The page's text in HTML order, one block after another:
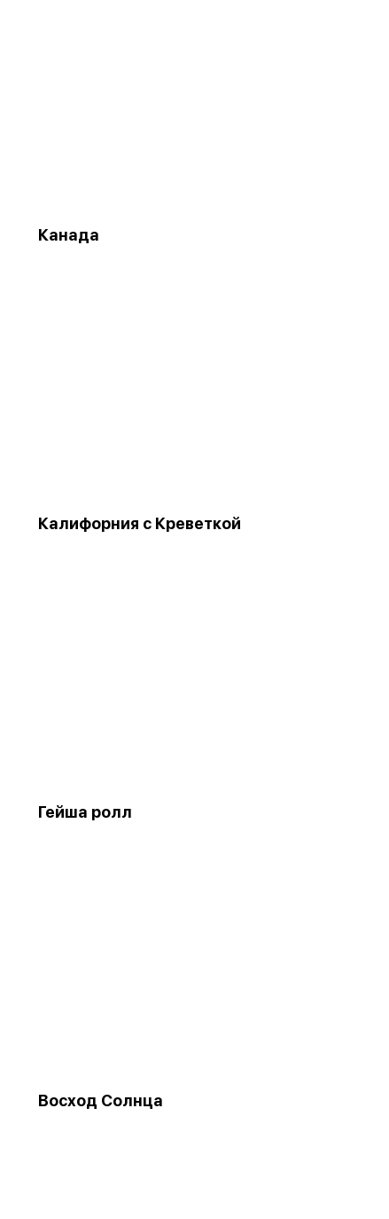
Канада
Калифорния с Креветкой
Гейша ролл
Восход Солнца